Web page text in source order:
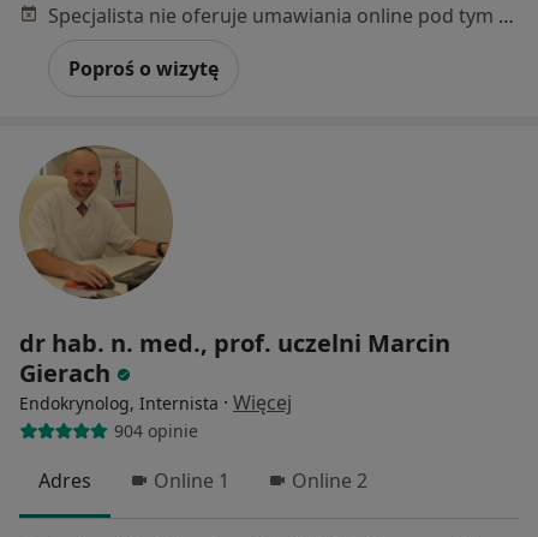
Specjalista nie oferuje umawiania online pod tym adresem.
Poproś o wizytę
dr hab. n. med., prof. uczelni Marcin
Gierach
Endokrynolog, Internista · Więcej
904 opinie
Adres Online 1 Online 2